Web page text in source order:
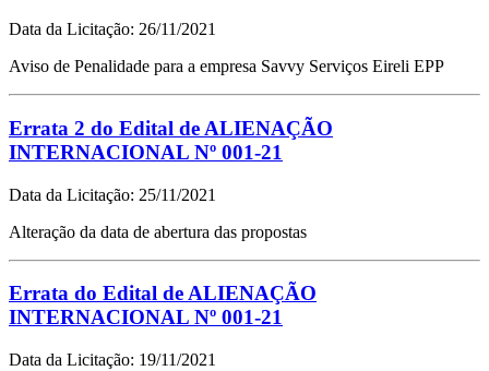
Data da Licitação: 26/11/2021
Aviso de Penalidade para a empresa Savvy Serviços Eireli EPP
Errata 2 do Edital de ALIENAÇÃO
INTERNACIONAL Nº 001-21
Data da Licitação: 25/11/2021
Alteração da data de abertura das propostas
Errata do Edital de ALIENAÇÃO
INTERNACIONAL Nº 001-21
Data da Licitação: 19/11/2021